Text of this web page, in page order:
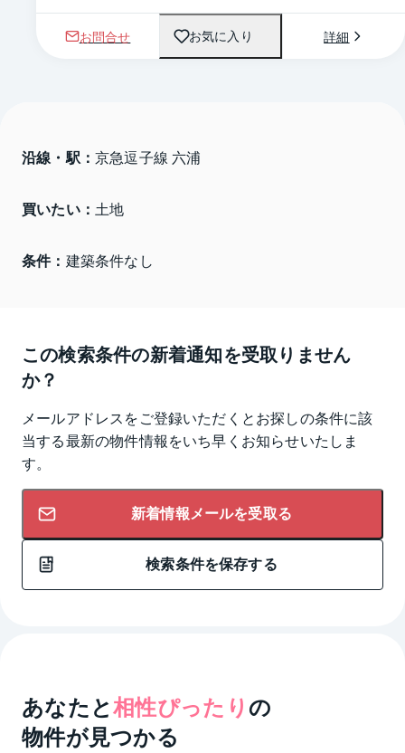
お問合せ お気に入り 詳細
沿線・駅： 京急逗子線 六浦
買いたい： 土地
条件： 建築条件なし
この検索条件の新着通知を受取りません
か？
メールアドレスをご登録いただくとお探しの条件に該
当する最新の物件情報をいち早くお知らせいたしま
す。
新着情報メールを受取る
検索条件を保存する
あなたと相性ぴったり の
物件が見つかる